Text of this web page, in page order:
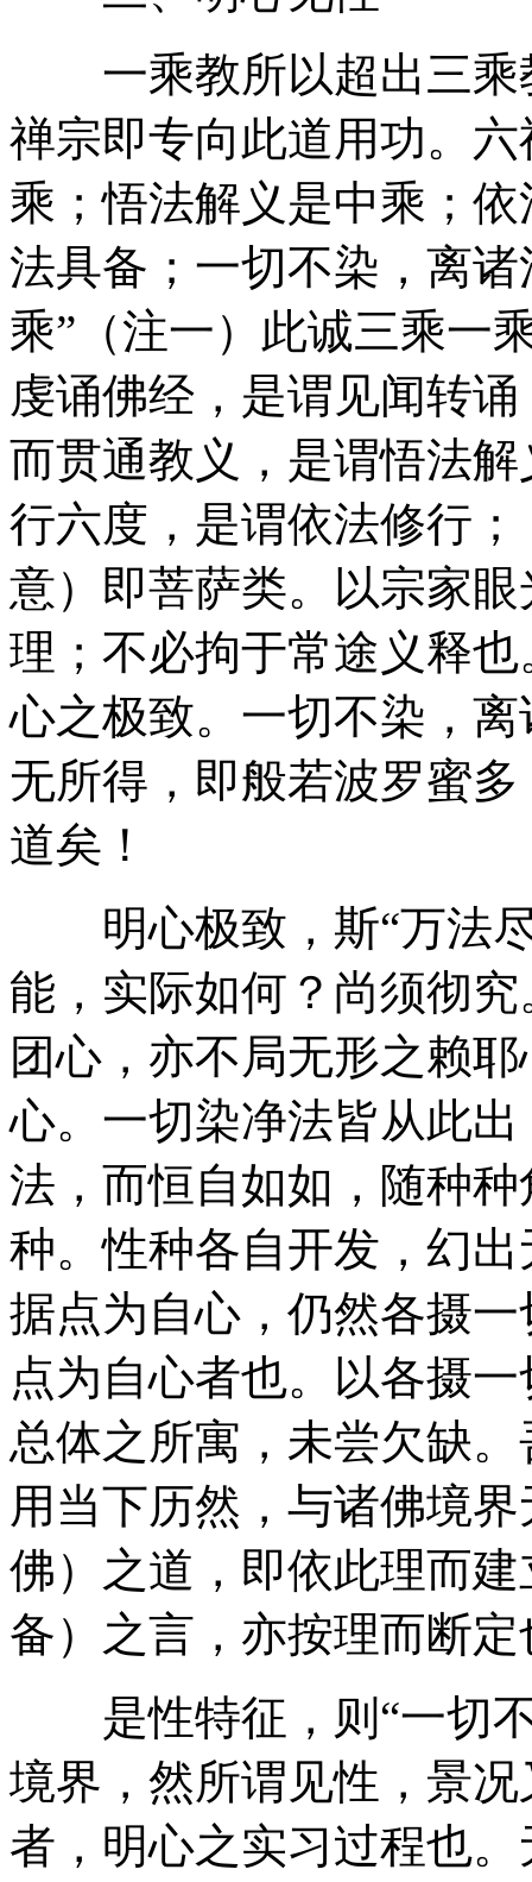
一乘教所以超出三乘
禅宗即专向此道用功。
乘；悟法解义是中乘；
法具备；一切不染，离
乘”（注一）此诚三乘一
虔诵佛经，是谓见闻转
而贯通教义，是谓悟法
行六度，是谓依法修行
意）即菩萨类。以宗家
理；不必拘于常途义释
心之极致。一切不染，
无所得，即般若波罗蜜
道矣！
明心极致，斯“万法尽
能，实际如何？尚须彻
团心，亦不局无形之赖
心。一切染净法皆从此
法，而恒自如如，随种
种。性种各自开发，幻
据点为自心，仍然各摄
点为自心者也。以各摄
总体之所寓，未尝欠缺
用当下历然，与诸佛境
佛）之道，即依此理而
备）之言，亦按理而断定
是性特征，则“一切不
境界，然所谓见性，景
者，明心之实习过程也